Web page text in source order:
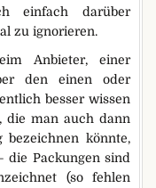
darüber
zu ignorieren.
Anbieter, einer
den einen oder
besser wissen
die man auch dann
bezeichnen könnte,
Packungen sind
(so fehlen